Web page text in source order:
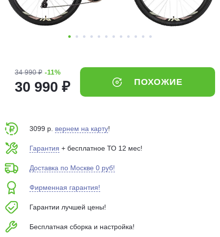
34 990 ₽ -11%
30 990 ₽ ПОХОЖИЕ
3099 р. вернем на карту!
Гарантия + бесплатное ТО 12 мес!
Доставка по Москве 0 руб!
Фирменная гарантия!
Гарантии лучшей цены!
Бесплатная сборка и настройка!
Оплачивайте сегодня только
25% картой любого банка
выбранный способом
75% будут
Подробнее
Остались вопросы?